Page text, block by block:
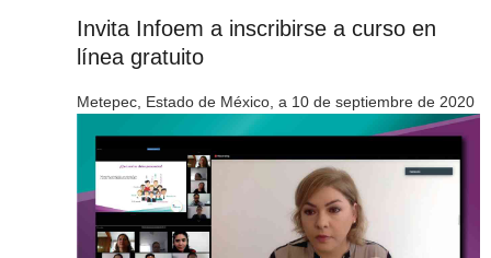
Invita Infoem a inscribirse a curso en
línea gratuito
Metepec, Estado de México, a 10 de septiembre de 2020